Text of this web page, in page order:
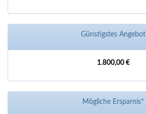
Günstigstes Angebot
1.800,00 €
Mögliche Ersparnis*